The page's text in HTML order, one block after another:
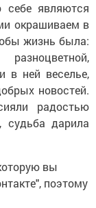
являются
окрашиваем в
жизнь была:
в ней веселье,
новостей.
ияли радостью
судьба дарила
вы
поэтому